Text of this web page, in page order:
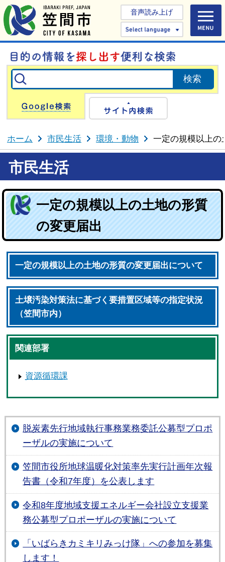
音声読み上げ
Select
Google検索
ホーム 市民生活 環境・動物 一定の規模以上の
市民生活
一定の規模以上の土地の形質
の変更届出
一定の規模以上の土地の形質の変更届出について
土壌汚染対策法に基づく要措置区域等の指定状況
（笠間市内）
関連部署
資源循環課
脱炭素先行地域執行事務業務委託公募型プロポ
ーザルの実施について
笠間市役所地球温暖化対策率先実行計画年次報
告書（令和7年度）を公表します
令和8年度地域支援エネルギー会社設立支援業
務公募型プロポーザルの実施について
「いばらきカミキリみっけ隊」への参加を募集
します！